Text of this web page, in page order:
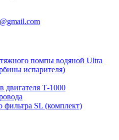
помпы водяной Ultra
испарителя)
двигателя Т-1000
фильтра SL (комплект)